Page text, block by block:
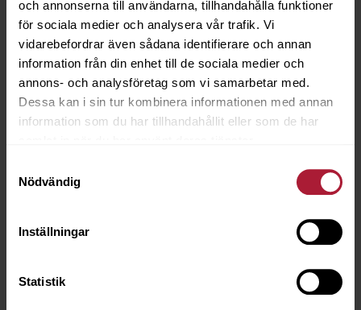
och annonserna till användarna, tillhandahålla funktioner
för sociala medier och analysera vår trafik. Vi
vidarebefordrar även sådana identifierare och annan
information från din enhet till de sociala medier och
annons- och analysföretag som vi samarbetar med.
Dessa kan i sin tur kombinera informationen med annan
information som du har tillhandahållit eller som de har
Nödvändig
Inställningar
Statistik
Dyckert Bea SK350 50mm 5mle